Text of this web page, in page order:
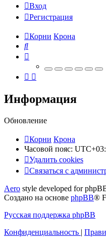
Вход
Регистрация
Корни Крона
Поиск
Информация
Обновление
Корни Крона
Часовой пояс:
Удалить cookies
Связаться
администрацией
Связаться с админист
Aero style developed for
Создано на основе phpBB®
Русская поддержка phpBB
Конфиденциальность |